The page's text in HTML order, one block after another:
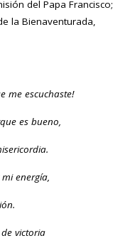
del Papa Francisco;
la Bienaventurada,
me escuchaste!
es bueno,
energía,
victoria